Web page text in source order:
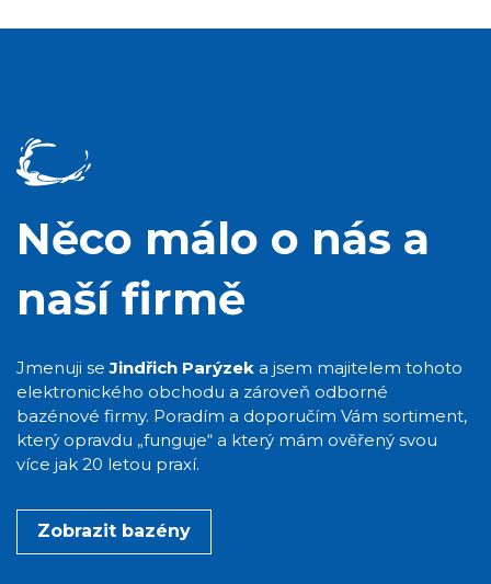
Něco málo o nás a
naší firmě
Jmenuji seJindřich Parýzek a jsem majitelem tohoto
elektronického obchodu a zároveň odborné
bazénové firmy. Poradím a doporučím Vám sortiment,
který opravdu „funguje“ a který mám ověřený svou
více jak 20 letou praxí.
Zobrazit bazény